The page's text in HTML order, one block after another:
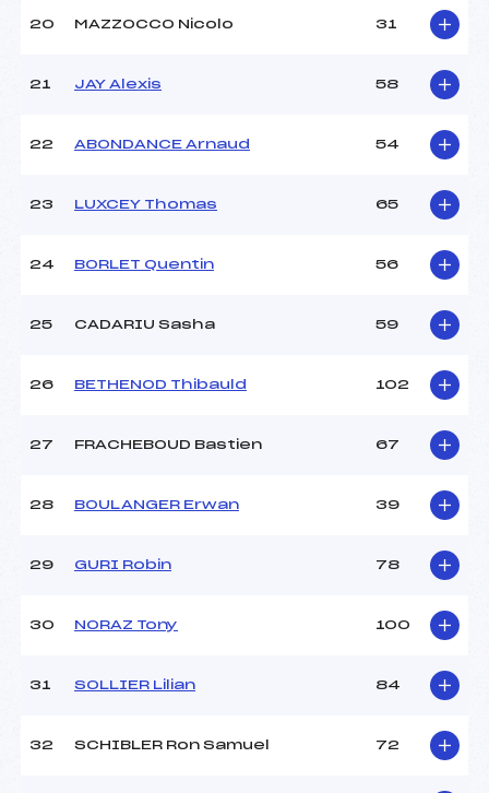
20 MAZZOCCO Nicolo 31
21 JAY Alexis 58
22 ABONDANCE Arnaud 54
23 LUXCEY Thomas 65
24 BORLET Quentin 56
25 CADARIU Sasha 59
26 BETHENOD Thibauld 102
27 FRACHEBOUD Bastien 67
28 BOULANGER Erwan 39
29 GURI Robin 78
30 NORAZ Tony 100
31 SOLLIER Lilian 84
32 SCHIBLER Ron Samuel 72